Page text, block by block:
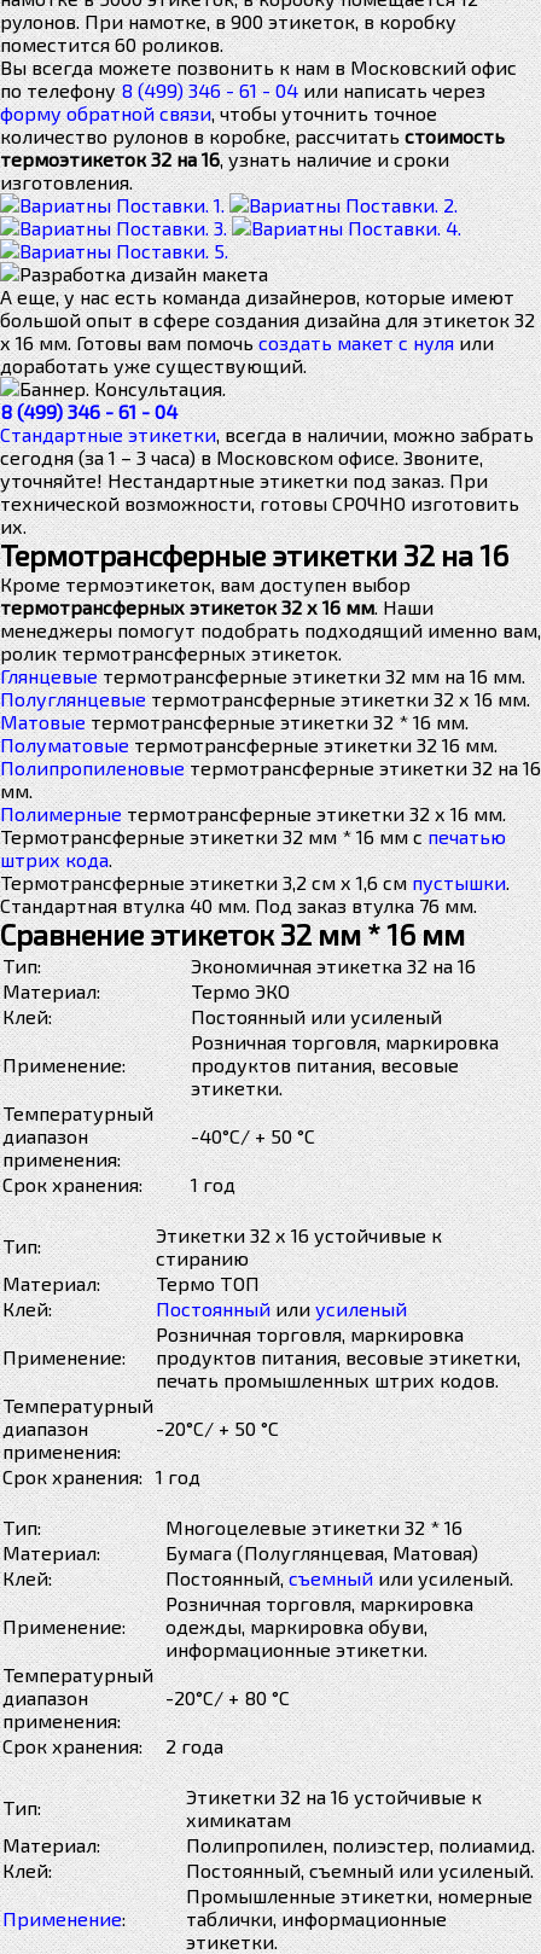
рулонов. При намотке, в 900 этикеток, в коробку
поместится 60 роликов.
Вы всегда можете позвонить к нам в Московский офис
по телефону8 (499) 346 - 61 - 04или написать через
форму обратной связи, чтобы уточнить точное
количество рулонов в коробке, рассчитатьстоимость
термоэтикеток 32 на 16, узнать наличие и сроки
изготовления.
А еще, у нас есть команда дизайнеров, которые имеют
большой опыт в сфере создания дизайна для этикеток 32
х 16 мм. Готовы вам помочьсоздать макет с нуляили
доработать уже существующий.
8 (499) 346 - 61 - 04
Стандартные этикетки, всегда в наличии, можно забрать
сегодня (за 1 – 3 часа) в Московском офисе. Звоните,
уточняйте! Нестандартные этикетки под заказ. При
технической возможности, готовы СРОЧНО изготовить
их.
Термотрансферные этикетки 32 на 16
Кроме термоэтикеток, вам доступен выбор
термотрансферных этикеток 32 х 16 мм. Наши
менеджеры помогут подобрать подходящий именно вам,
ролик термотрансферных этикеток.
Глянцевыетермотрансферные этикетки 32 мм на 16 мм.
Полуглянцевыетермотрансферные этикетки 32 х 16 мм.
Матовыетермотрансферные этикетки 32 * 16 мм.
Полуматовыетермотрансферные этикетки 32 16 мм.
Полипропиленовыетермотрансферные этикетки 32 на 16
мм.
Полимерныетермотрансферные этикетки 32 х 16 мм.
Термотрансферные этикетки 32 мм * 16 мм спечатью
штрих кода.
Термотрансферные этикетки 3,2 см х 1,6 смпустышки.
Стандартная втулка 40 мм. Под заказ втулка 76 мм.
Сравнение этикеток 32 мм * 16 мм
Тип:
Экономичная этикетка 32 на 16
Материал:
Термо ЭКО
Клей:
Постоянный или усиленый
Применение:
Розничная торговля, маркировка
продуктов питания, весовые
этикетки.
Температурный
диапазон
применения:
-40°С/ + 50 °С
Срок хранения: 1 год
Тип:
Этикетки 32 х 16 устойчивые к
стиранию
Материал:
Термо ТОП
Клей:
Постоянныйилиусиленый
Применение:
Розничная торговля, маркировка
продуктов питания, весовые этикетки,
печать промышленных штрих кодов.
Температурный
диапазон
применения:
-20°С/ + 50 °С
Срок хранения: 1 год
Тип:
Многоцелевые этикетки 32 * 16
Материал:
Бумага (Полуглянцевая, Матовая)
Клей:
Постоянный,съемныйили усиленый.
Применение:
Розничная торговля, маркировка
одежды, маркировка обуви,
информационные этикетки.
Температурный
диапазон
применения:
-20°С/ + 80 °С
Срок хранения: 2 года
Тип:
Этикетки 32 на 16 устойчивые к
химикатам
Материал:
Полипропилен, полиэстер, полиамид.
Клей:
Постоянный, съемный или усиленый.
Применение:
Промышленные этикетки, номерные
таблички, информационные
этикетки.